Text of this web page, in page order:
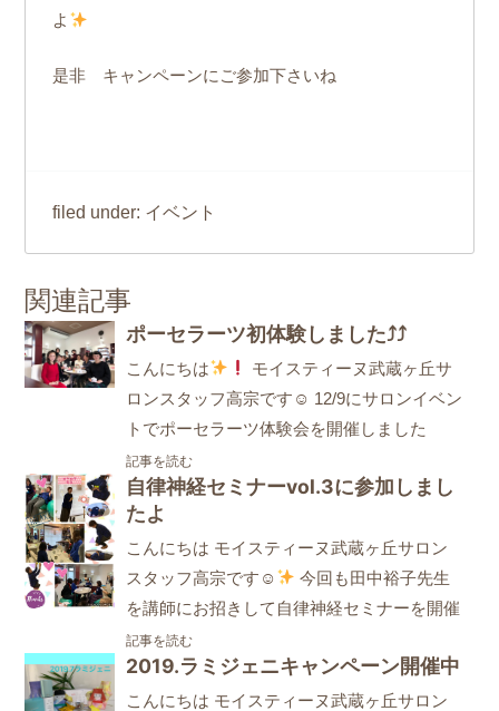
よ
是非 キャンペーンにご参加下さいね
filed under: イベント
関連記事
ポーセラーツ初体験しました⤴⤴
こんにちは
モイスティーヌ武蔵ヶ丘サ
ロンスタッフ高宗です☺ 12/9にサロンイベン
トでポーセラーツ体験会を開催しました
記事を読む
自律神経セミナーvol.3に参加しまし
たよ
こんにちは モイスティーヌ武蔵ヶ丘サロン
スタッフ高宗です☺
今回も田中裕子先生
を講師にお招きして自律神経セミナーを開催
記事を読む
2019.ラミジェニキャンペーン開催中
こんにちは モイスティーヌ武蔵ヶ丘サロン